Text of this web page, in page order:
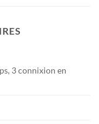
3 connixion en